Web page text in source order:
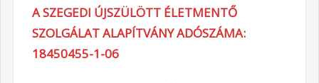
A SZEGEDI ÚJSZÜLÖTT ÉLETMENTŐ
SZOLGÁLAT ALAPÍTVÁNY ADÓSZÁMA:
18450455-1-06